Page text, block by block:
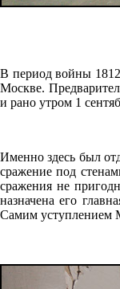
В период войны 1812
Москве.
и рано утром 1
Именно здесь был
сражение под
сражения не
назначена его
Самим уступлением